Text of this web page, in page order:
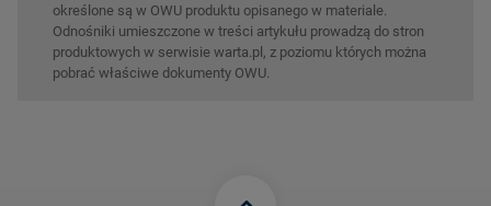
określone są w OWU produktu opisanego w materiale.
Odnośniki umieszczone w treści artykułu prowadzą do stron
produktowych w serwisie warta.pl, z poziomu których można
pobrać właściwe dokumenty OWU.